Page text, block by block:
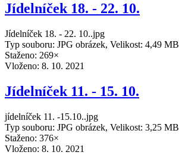
Jídelníček 18. - 22. 10.
Jídelníček 18. - 22. 10..jpg
Typ souboru: JPG obrázek, Velikost: 4,49 MB
Staženo: 269×
Vloženo: 8. 10. 2021
Jídelníček 11. - 15. 10.
jídelníček 11. -15.10..jpg
Typ souboru: JPG obrázek, Velikost: 3,25 MB
Staženo: 376×
Vloženo: 8. 10. 2021